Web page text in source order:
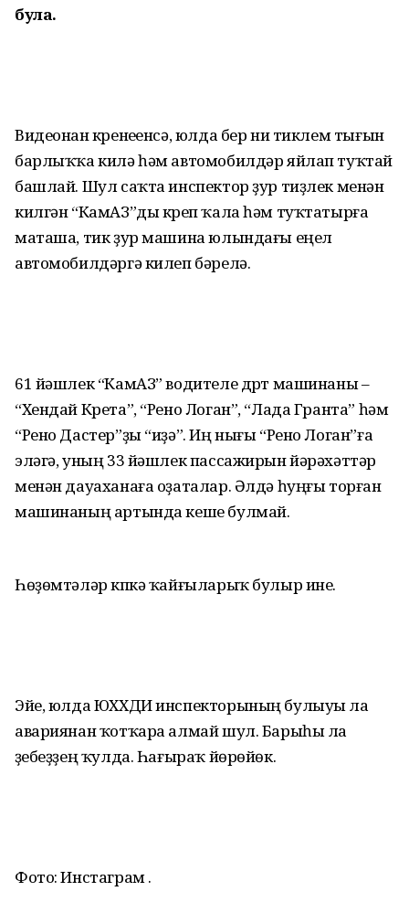
була.
Видеонан күренеүенсә, юлда бер ни тиклем тығын
барлыҡҡа килә һәм автомобилдәр яйлап туҡтай
башлай. Шул саҡта инспектор ҙур тиҙлек менән
килгән “КамАЗ”ды күреп ҡала һәм туҡтатырға
маташа, тик ҙур машина юлындағы еңел
автомобилдәргә килеп бәрелә.
61 йәшлек “КамАЗ” водителе дүрт машинаны –
“Хендай Крета”, “Рено Логан”, “Лада Гранта” һәм
“Рено Дастер”ҙы “иҙә”. Иң нығы “Рено Логан”ға
эләгә, уның 33 йәшлек пассажирын йәрәхәттәр
менән дауаханаға оҙаталар. Әлдә һуңғы торған
машинаның артында кеше булмай.
Һөҙөмтәләр күпкә ҡайғыларыҡ булыр ине.
Эйе, юлда ЮХХДИ инспекторының булыуы ла
авариянан ҡотҡара алмай шул. Барыһы ла
үҙебеҙҙең ҡулда. Һағыраҡ йөрөйөк.
Фото: Инстаграм .